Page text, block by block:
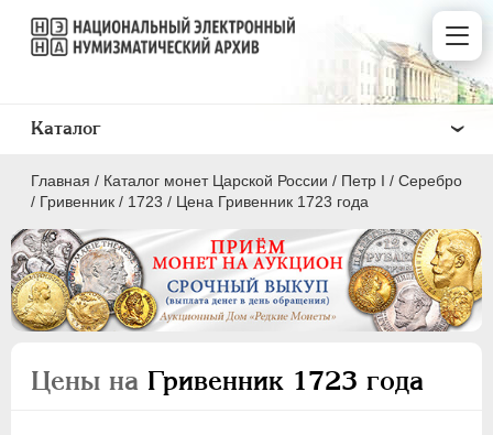
Главная / Каталог монет Царской России / Пeтр I / Серебро
/ Гривенник / 1723 / Цена Гривенник 1723 года
Цены на Гривенник 1723 года
Каталог
ПEТР I 1699 - 1725
Серебро